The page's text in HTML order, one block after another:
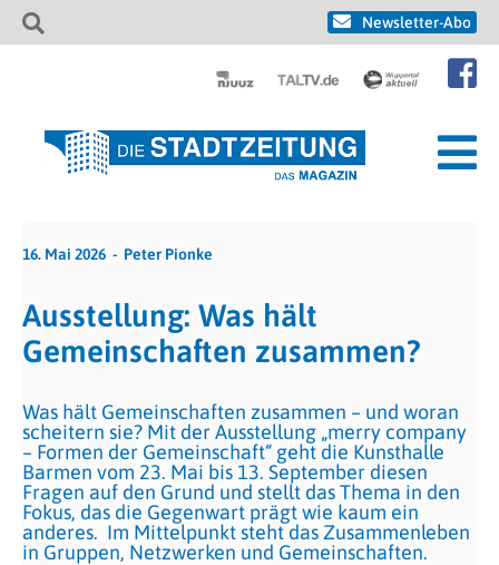
Newsletter-Abo
16. Mai 2026 Peter Pionke
Ausstellung: Was hält
Gemeinschaften zusammen?
Was hält Gemeinschaften zusammen – und woran
scheitern sie? Mit der Ausstellung „merry company
– Formen der Gemeinschaft“ geht die Kunsthalle
Barmen vom 23. Mai bis 13. September diesen
Fragen auf den Grund und stellt das Thema in den
Fokus, das die Gegenwart prägt wie kaum ein
anderes. Im Mittelpunkt steht das Zusammenleben
in Gruppen, Netzwerken und Gemeinschaften.